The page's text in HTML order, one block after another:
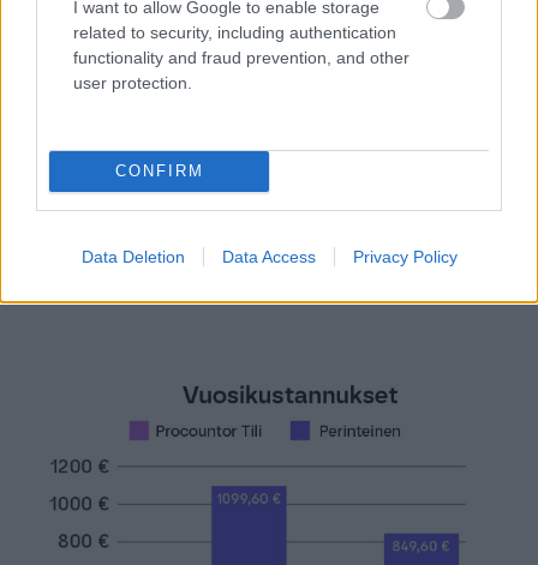
I want to allow Google to enable storage
related to security, including authentication
functionality and fraud prevention, and other
user protection.
CONFIRM
Data Deletion Data Access Privacy Policy
Finago Procountor Tili on tavallinen
yrityspankkitili*, jota käytät suoraan Finago
Procountorista. Pankkitilin käyttö ja tiedonsiirto
mitään muita kuluja.
*Pankkitilin tuottaa Alisa Pankki Oyj